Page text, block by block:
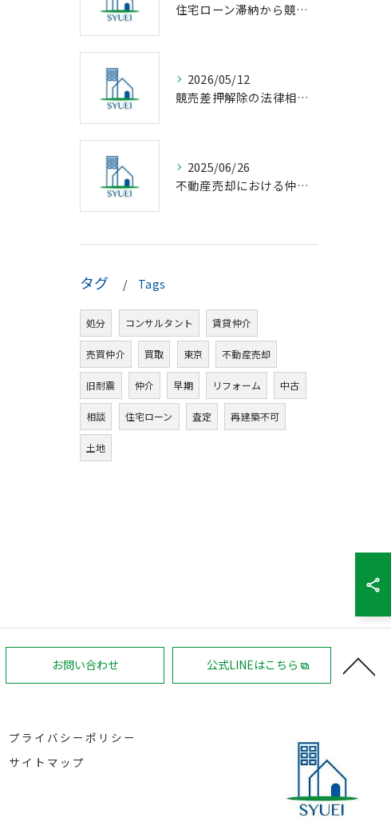
住宅ローン滞納から競売回避の解決策
2026/05/12
競売差押解除の法律相談完全解説
2025/06/26
不動産売却における仲介の基礎知識
タグ Tags
処分 コンサルタント 賃貸仲介
売買仲介 買取 東京 不動産売却
旧耐震 仲介 早期 リフォーム 中古
相談 住宅ローン 査定 再建築不可
土地
お問い合わせ 公式LINEはこちら
プライバシーポリシー
サイトマップ